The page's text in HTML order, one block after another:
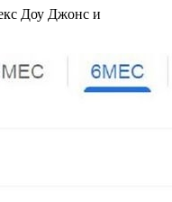
Доу Джонс и